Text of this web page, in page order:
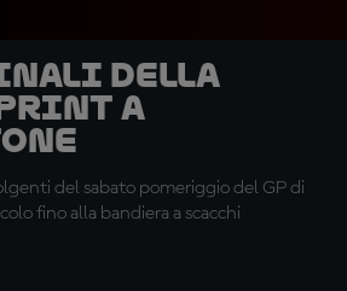
della
a
del sabato pomeriggio del GP di
fino alla bandiera a scacchi